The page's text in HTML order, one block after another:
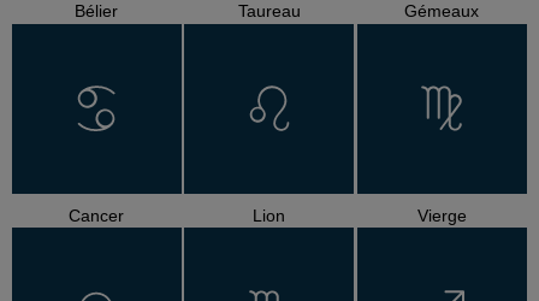
Bélier Taureau Gémeaux
Cancer Lion Vierge